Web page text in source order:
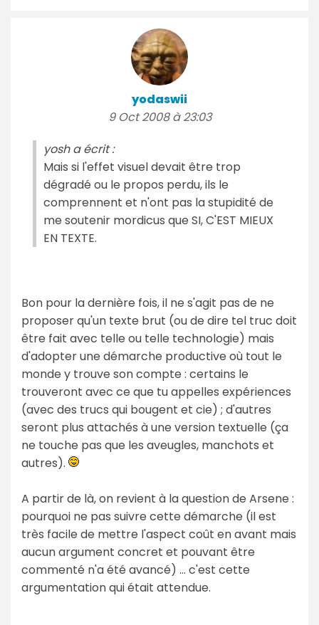
yodaswii
9 Oct 2008 à 23:03
yosh a écrit :
Mais si l'effet visuel devait être trop
dégradé ou le propos perdu, ils le
comprennent et n'ont pas la stupidité de
me soutenir mordicus que SI, C'EST MIEUX
EN TEXTE.
Bon pour la dernière fois, il ne s'agit pas de ne
proposer qu'un texte brut (ou de dire tel truc doit
être fait avec telle ou telle technologie) mais
d'adopter une démarche productive où tout le
monde y trouve son compte : certains le
trouveront avec ce que tu appelles expériences
(avec des trucs qui bougent et cie) ; d'autres
seront plus attachés à une version textuelle (ça
ne touche pas que les aveugles, manchots et
autres).
A partir de là, on revient à la question de Arsene :
pourquoi ne pas suivre cette démarche (il est
très facile de mettre l'aspect coût en avant mais
aucun argument concret et pouvant être
commenté n'a été avancé) ... c'est cette
argumentation qui était attendue.